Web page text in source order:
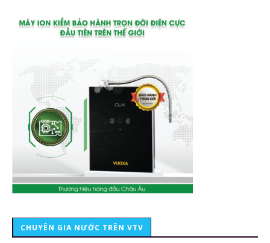
CHUYÊN GIA NƯỚC TRÊN VTV